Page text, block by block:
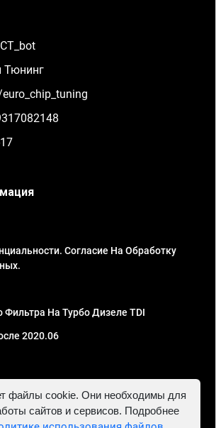
Тюнинг
Согласие На Обработку
На Турбо Дизеле TDI
2020.06
Павлович. ИНН 781302555843,
файлы cookie. Они необходимы для
сайтов и сервисов. Подробнее